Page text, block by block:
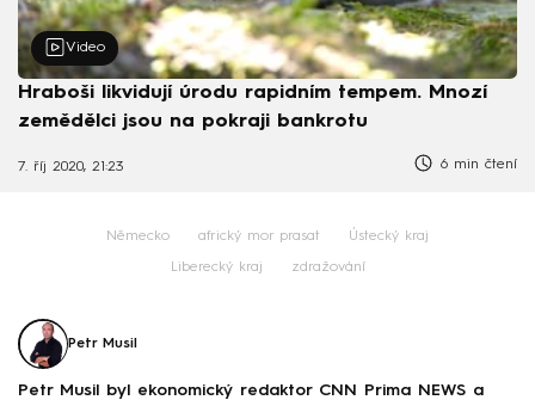
Video
Hraboši likvidují úrodu rapidním tempem. Mnozí
zemědělci jsou na pokraji bankrotu
7. říj 2020, 21:23 6 min čtení
Německo africký mor prasat Ústecký kraj
Liberecký kraj zdražování
Petr Musil
Petr Musil byl ekonomický redaktor CNN Prima NEWS a